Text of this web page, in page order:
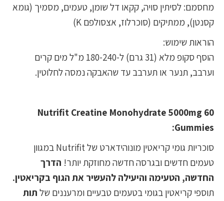
מחסמם: לסיתין סויה, קקאו דל שומן, טעמים, מסמיך (גומא
קסנטן), ממתיקים (סוכרלוז, אצסולפם K)
הוראות שימוש:
הוסף סקופ מלא (31 גרם) ל-180-240 מ"ל מים קרים
וערבב, תנער או תערבב עד שהאבקה נמסה לחלוטין.
Nutrifit Creatine Monohydrate 5000mg 60
Gummies:
סוכריות גומי קריאטין מונוהידארט של Nutrifit במגוון
טעמים חדשים ובגרסה חדשה מחוזקת יותר! הדרך
החדשה, הטעימה והיעילה להעשיר את הגוף בקריאטין.
תוספי קריאטין בגומי בטעמים טבעיים ומרעננים שלתות